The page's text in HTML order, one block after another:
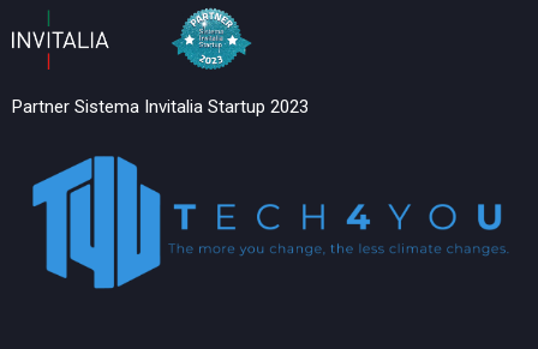
Partner Sistema Invitalia Startup 2023